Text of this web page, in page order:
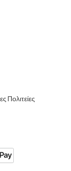
Πολιτείες